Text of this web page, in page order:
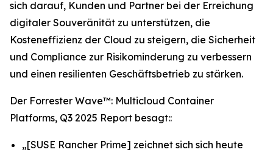
sich darauf, Kunden und Partner bei der Erreichung
digitaler Souveränität zu unterstützen, die
Kosteneffizienz der Cloud zu steigern, die Sicherheit
und Compliance zur Risikominderung zu verbessern
und einen resilienten Geschäftsbetrieb zu stärken.
Der Forrester Wave™: Multicloud Container
Platforms, Q3 2025 Report besagt::
„[SUSE Rancher Prime] zeichnet sich sich heute